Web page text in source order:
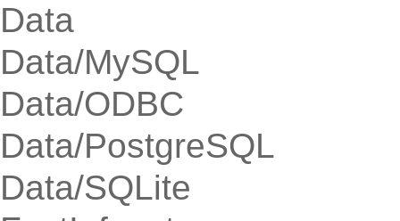
Data
Data/MySQL
Data/ODBC
Data/PostgreSQL
Data/SQLite